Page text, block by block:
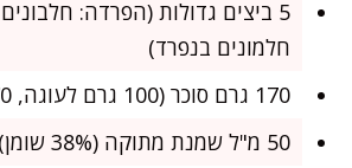
5 ביצים גדולות (הפרדה:
חלמונים בנפרד)
170 גרם סוכר (100 גרם לעוגה, 70 גרם למרנג)
50 מ"ל שמנת מתוקה (38% שומן)